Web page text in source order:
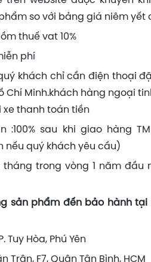
so với bảng giá niêm yết
thuế vat 10%
phí
khách chỉ cần điện thoại
Chí Minh.khách hàng ngoại
thanh toán tiền
:100% sau khi giao hàng
nếu quý khách yêu cầu)
trong vòng 1 năm đầu
sản phẩm đến bảo hành tại
Tuy Hòa, Phú Yên
Trân, F7, Quận Tân Bình, HCM